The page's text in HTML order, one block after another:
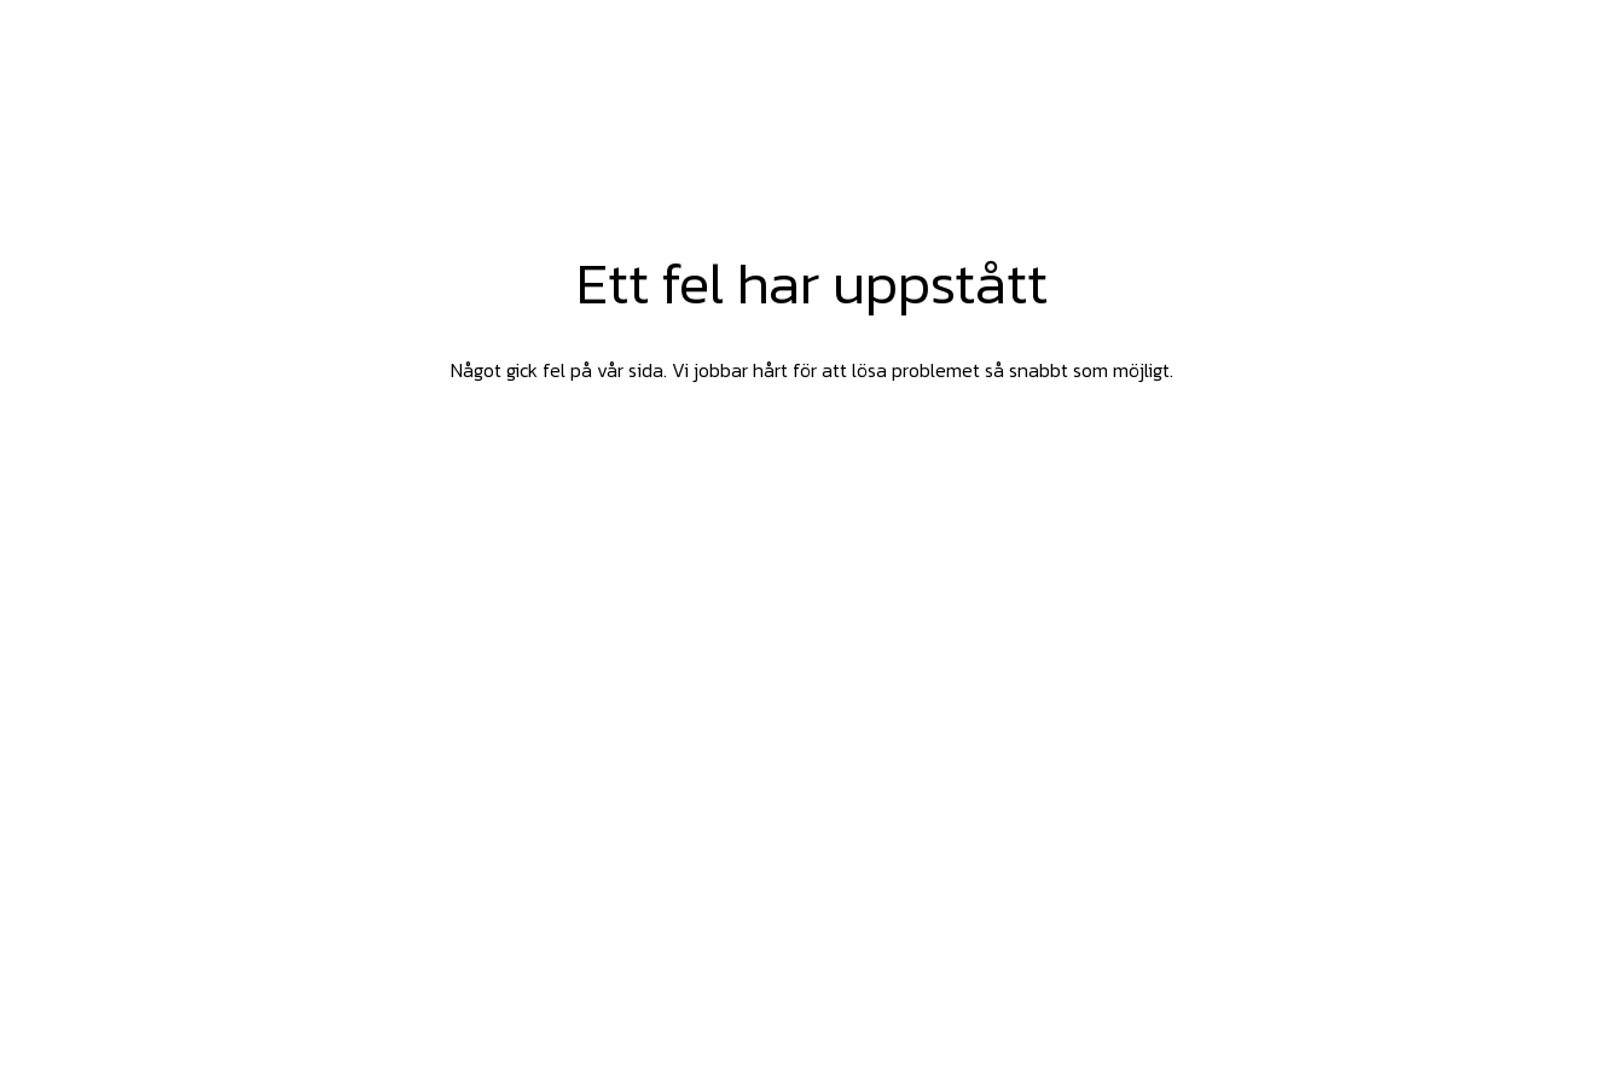
Ett fel har uppstått
Något gick fel på vår sida. Vi jobbar hårt för att lösa problemet så snabbt som möjligt.